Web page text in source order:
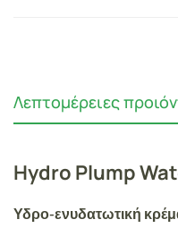
Λεπτομέρειες
Hydro Plump
Υδρο-ενυδατωτική